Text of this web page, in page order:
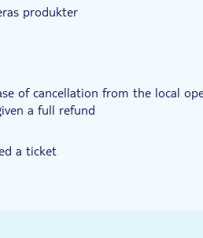
produkter
of cancellation from the local
a full refund
a ticket